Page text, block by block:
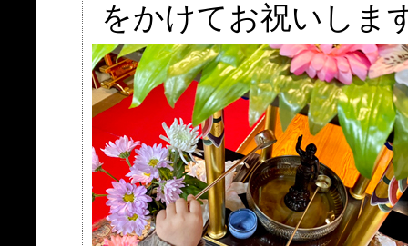
をかけてお祝いしま